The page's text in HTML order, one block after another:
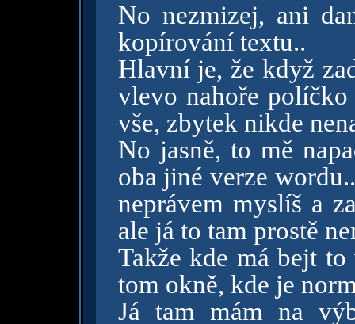
No nezmizej, ani
kopírování textu..
Hlavní je, že když
vlevo nahoře
vše, zbytek nikde
No jasně, to mě
oba jiné verze
neprávem myslíš a
ale já to tam prostě
Takže kde má bejt
tom okně, kde je
Já tam mám na